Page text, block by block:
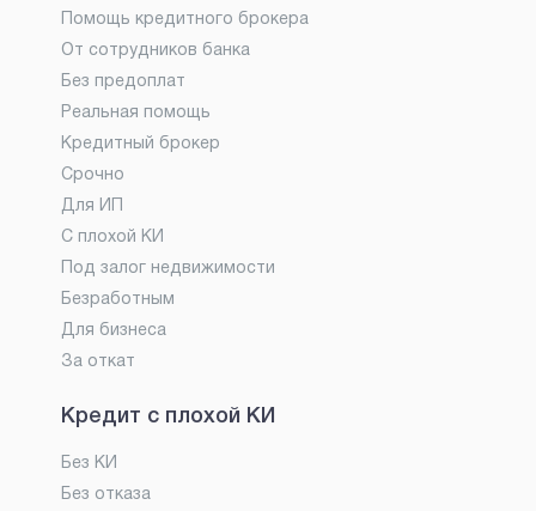
Помощь кредитного брокера
От сотрудников банка
Без предоплат
Реальная помощь
Кредитный брокер
Срочно
Для ИП
С плохой КИ
Под залог недвижимости
Безработным
Для бизнеса
За откат
Кредит с плохой КИ
Без КИ
Без отказа